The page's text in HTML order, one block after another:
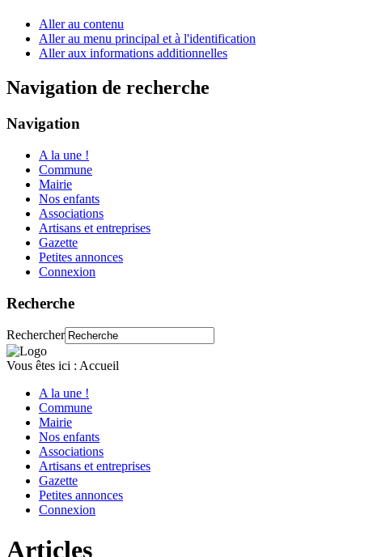
Aller au contenu
Aller au menu principal et à l'identification
Aller aux informations additionnelles
Navigation de recherche
Navigation
A la une !
Commune
Mairie
Nos enfants
Associations
Artisans et entreprises
Gazette
Petites annonces
Connexion
Recherche
Rechercher
Vous êtes ici : Accueil
A la une !
Commune
Mairie
Nos enfants
Associations
Artisans et entreprises
Gazette
Petites annonces
Connexion
Articles